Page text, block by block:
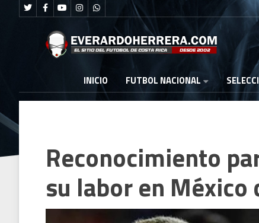
INICIO FUTBOL NACIONAL
Reconocimiento
su labor en México